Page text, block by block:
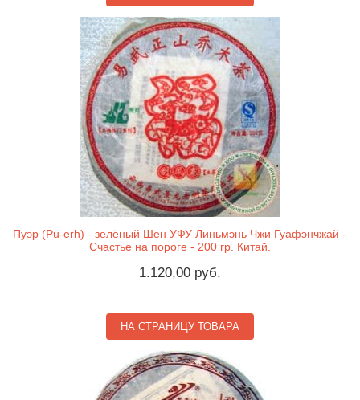
Пуэр (Pu-erh) - зелёный Шен УФУ Линьмэнь Чжи Гуафэнчжай -
Счастье на пороге - 200 гр. Китай.
1.120,00 руб.
НА СТРАНИЦУ ТОВАРА